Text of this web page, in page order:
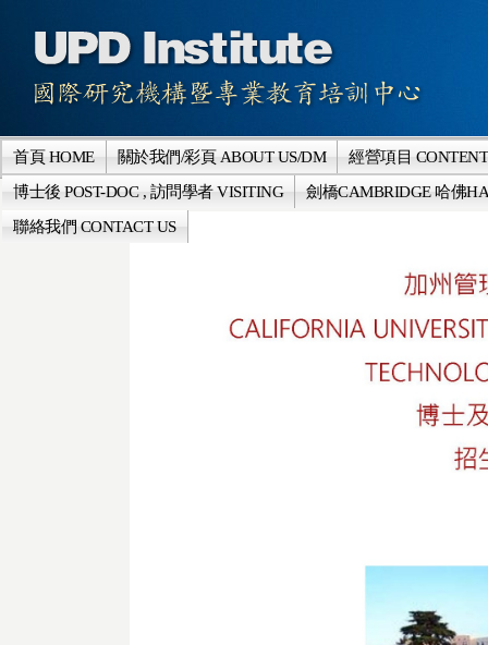
首頁 HOME 關於我們/彩頁 ABOUT US/DM
經營項目 CONTENT
博士後 POST-DOC , 訪問學者 VISITING
劍橋CAMBRIDGE 哈佛
聯絡我們 CONTACT US